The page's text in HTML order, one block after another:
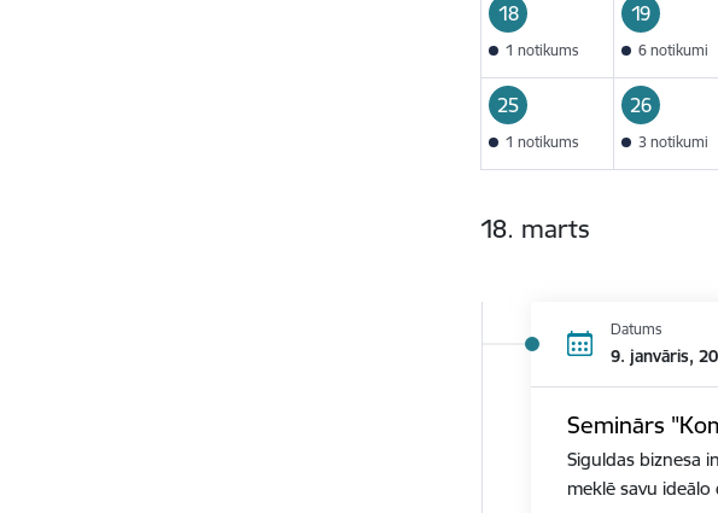
18
1 notikums
19
6 notikumi
25
1 notikums
26
3 notikumi
18. marts
Datums
9. janvāris,
Seminārs
Siguldas biznesa
meklē savu